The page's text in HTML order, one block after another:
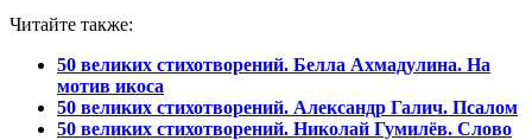
Читайте также:
50 великих стихотворений. Белла Ахмадулина. На
мотив икоса
50 великих стихотворений. Александр Галич. Псалом
50 великих стихотворений. Николай Гумилёв. Слово